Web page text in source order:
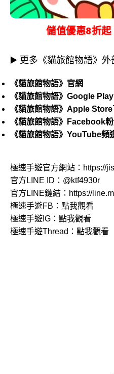
儲值優惠8折
▶️ 更多《貓旅館物語》外
《貓旅館物語》官網
《貓旅館物語》Google
《貓旅館物語》Apple
《貓旅館物語》Facebook
《貓旅館物語》YouTube頻
極速手遊官方網站： https://
官方LINE ID： @ktf4930r
官方LINE鏈結： https://
極速手遊FB： 點我觀看
極速手遊IG： 點我觀看
極速手遊Thread： 點我觀看